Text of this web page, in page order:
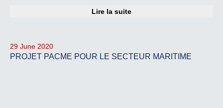
Lire la suite
29 June 2020
PROJET PACME POUR LE SECTEUR MARITIME